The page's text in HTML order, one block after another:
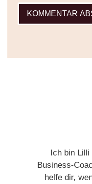
Ich bin Lilli
Business-
helfe dir,